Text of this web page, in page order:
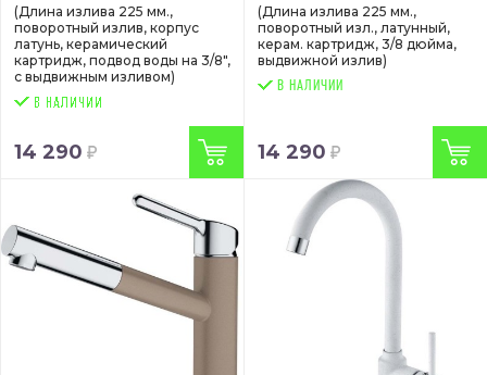
(Длина излива 225 мм.,
поворотный излив, корпус
латунь, керамический
картридж, подвод воды на 3/8",
с выдвижным изливом)
14 290
(Длина излива 225 мм.,
поворотный изл., латунный,
керам. картридж, 3/8 дюйма,
выдвижной излив)
В НАЛИЧИИ
14 290